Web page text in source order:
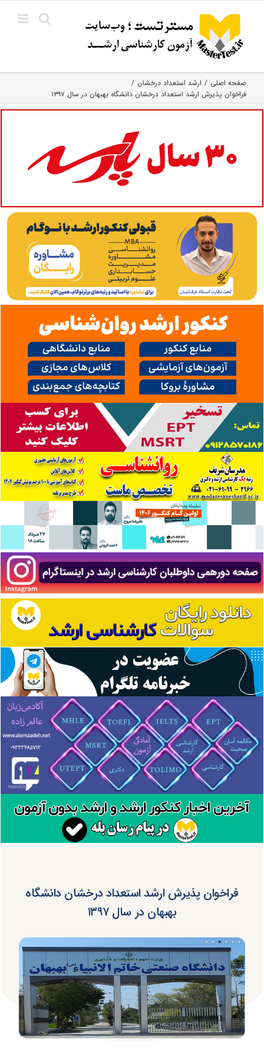
content
صفحه اصلی
ارشد استعداد درخشان
فراخوان پذیرش ارشد استعداد درخشان دانشگاه بهبهان در سال ۱۳۹۷
فراخوان پذیرش ارشد استعداد درخشان دانشگاه
بهبهان در سال ۱۳۹۷